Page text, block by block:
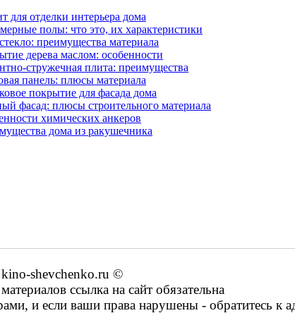
для отделки интерьера дома
полы: что это, их характеристики
преимущества материала
дерева маслом: особенности
стружечная плита: преимущества
панель: плюсы материала
покрытие для фасада дома
фасад: плюсы строительного материала
химических анкеров
дома из ракушечника
shevchenko.ru ©
ссылка на сайт обязательна
и если ваши права нарушены - обратитесь к